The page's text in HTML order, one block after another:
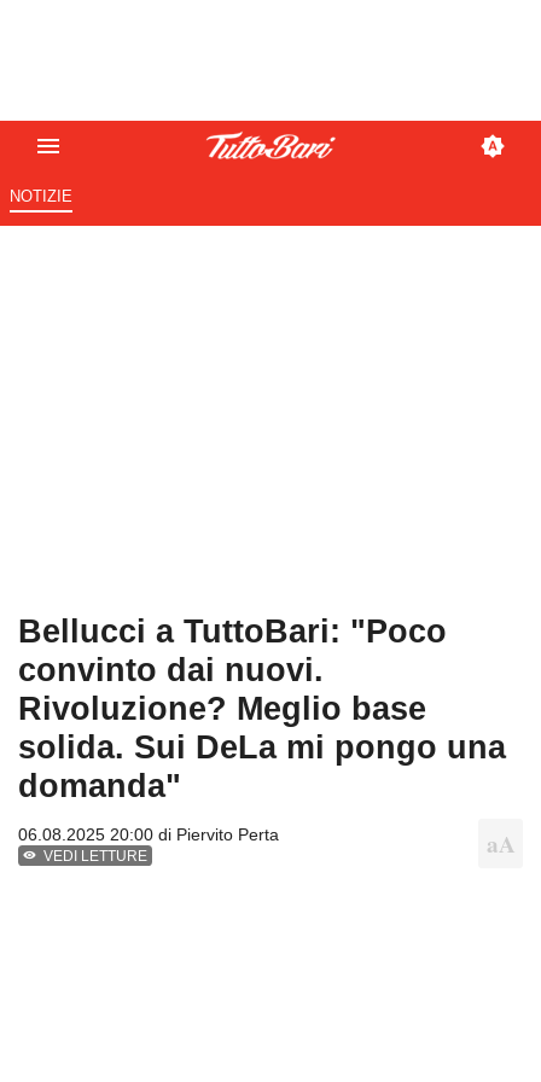
NOTIZIE
Bellucci a TuttoBari: "Poco
convinto dai nuovi.
Rivoluzione? Meglio base
solida. Sui DeLa mi pongo una
domanda"
06.08.2025 20:00 di Piervito Perta
VEDI LETTURE